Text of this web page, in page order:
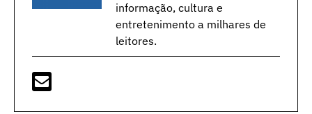
informação, cultura e
entretenimento a milhares de
leitores.